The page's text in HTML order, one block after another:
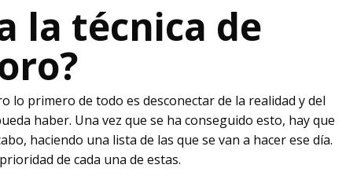
la técnica de
lo primero de todo es desconectar de la realidad y del
haber. Una vez que se ha conseguido esto, hay que
haciendo una lista de las que se van a hacer ese día.
de cada una de estas.